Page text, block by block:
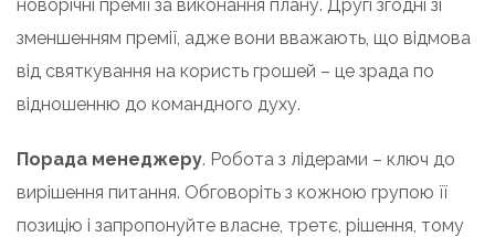
новорічні премії за виконання плану. Другі згодні зі
зменшенням премії, адже вони вважають, що відмова
від святкування на користь грошей – це зрада по
відношенню до командного духу.
Порада менеджеру. Робота з лідерами – ключ до
вирішення питання. Обговоріть з кожною групою її
позицію і запропонуйте власне, третє, рішення, тому